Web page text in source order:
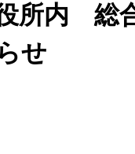
所内 総
せ